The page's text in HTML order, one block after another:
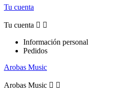
Tu cuenta
Tu cuenta  
Información personal
Pedidos
Arobas Music
Arobas Music  